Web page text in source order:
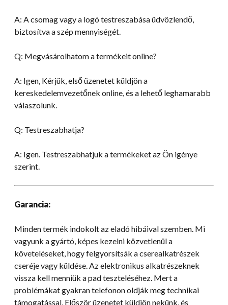
A: A csomag vagy a logó testreszabása üdvözlendő,
biztosítva a szép mennyiségét.
Q: Megvásárolhatom a termékeit online?
A: Igen, Kérjük, első üzenetet küldjön a
kereskedelemvezetőnek online, és a lehető leghamarabb
válaszolunk.
Q: Testreszabhatja?
A: Igen. Testreszabhatjuk a termékeket az Ön igénye
szerint.
Garancia:
Minden termék indokolt az eladó hibáival szemben. Mi
vagyunk a gyártó, képes kezelni közvetlenül a
követeléseket, hogy felgyorsítsák a cserealkatrészek
cseréje vagy küldése. Az elektronikus alkatrészeknek
vissza kell menniük a pad teszteléséhez. Mert a
problémákat gyakran telefonon oldják meg technikai
támogatással, Először üzenetet küldjön nekünk, és